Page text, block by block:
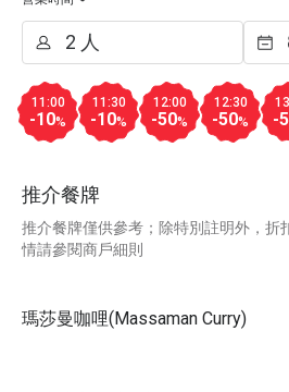
11:00
-10%
11:30
-10%
12:00
-50%
12:30
-50% -
推介餐牌
推介餐牌僅供參考；除特別註明外，折
情請參閱商戶細則
瑪莎曼咖哩(Massaman Curry)